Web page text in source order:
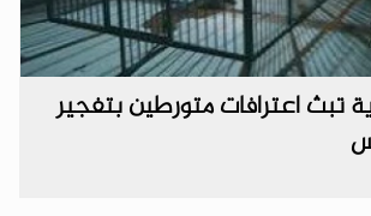
تبث اعترافات متورطين بتفجير